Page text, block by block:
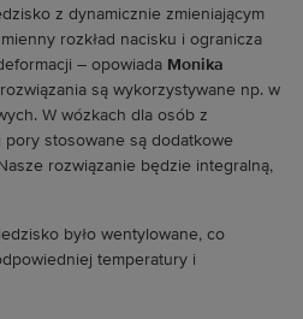
z dynamicznie zmieniającym
rozkład nacisku i ogranicza
– opowiada Monika
są wykorzystywane np. w
W wózkach dla osób z
pory stosowane są dodatkowe
rozwiązanie będzie integralną,
było wentylowane, co
temperatury i